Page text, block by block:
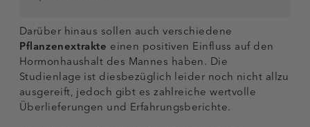
Darüber hinaus sollen auch verschiedene
Pflanzenextrakte einen positiven Einfluss auf den
Hormonhaushalt des Mannes haben. Die
Studienlage ist diesbezüglich leider noch nicht allzu
ausgereift, jedoch gibt es zahlreiche wertvolle
Überlieferungen und Erfahrungsberichte.